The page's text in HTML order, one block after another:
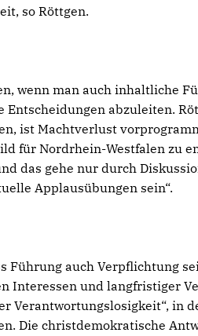
so Röttgen.
wenn man auch inhaltliche
abzuleiten.
ist Machtverlust
für Nordrhein-Westfalen zu
das gehe nur durch
Applausübungen sein“.
auch Verpflichtung
Interessen und langfristiger
Verantwortungslosigkeit“, in
Die christdemokratische